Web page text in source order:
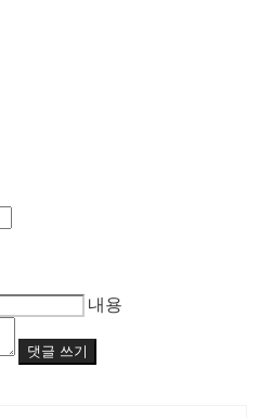
내용
댓글 쓰기